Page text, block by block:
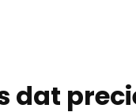
dat